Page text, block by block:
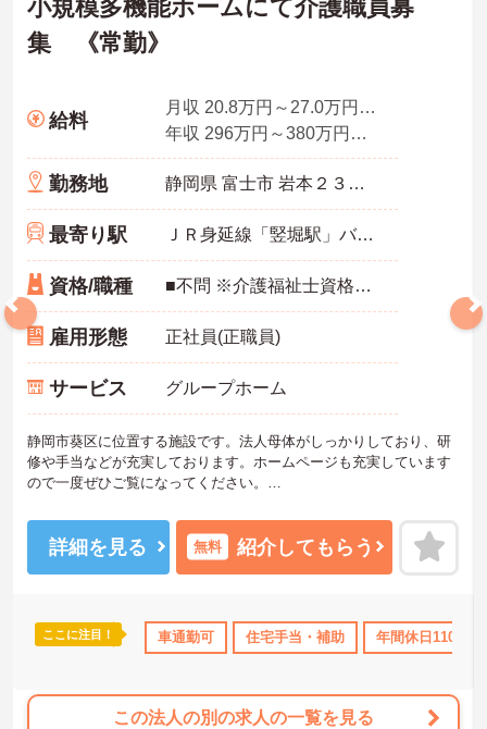
日以上 ボーナス・賞与あり 社会保険完備 退職金制度あり
小規模多機能ホームにて介護職員募
集 《常勤》
給料
月収 20.8万円～27.0万円程度(諸手当込)
年収 296万円～380万円程度(諸手当込)
勤務地 静岡県 富士市 岩本２３２－２
最寄り駅 ＪＲ身延線「竪堀駅」バス・車6分
資格/職種 ■不問 ※介護福祉士資格保有の方は優遇あり。
雇用形態 正社員(正職員)
サービス グループホーム
静岡市葵区に位置する施設です。法人母体がしっかりしており、研
修や手当などが充実しております。ホームページも充実しています
ので一度ぜひご覧になってください。
「現場⇒リーダー⇒主任⇒係長⇒課長(病棟科長・施設長・所長・事
務長など)⇒次長⇒部長」
入社から10年満たずに所長や施設長にキャリアアップした職員もい
ご興味をお持ちの方には詳細の情報や面接のポイントなどお伝えい
たしますのでお気軽にお問い合わせくださいませ。
詳細を見る 無料 紹介してもらう
ここに注目！ 車通勤可 住宅手当・補助 年間休日110日以
この法人の別の求人の一覧を見る